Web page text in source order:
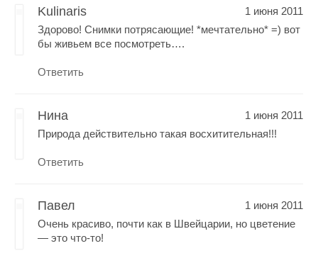
Kulinaris
1 июня 2011
Здорово! Снимки потрясающие! *мечтательно* =) вот
бы живьем все посмотреть….
Ответить
Нина
1 июня 2011
Природа действительно такая восхитительная!!!
Ответить
Павел
1 июня 2011
Очень красиво, почти как в Швейцарии, но цветение
— это что-то!